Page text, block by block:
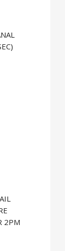
2PM